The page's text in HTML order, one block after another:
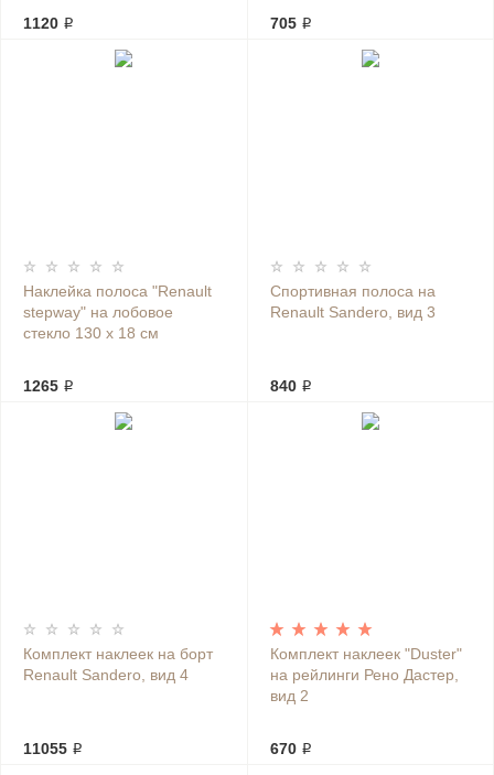
1120 ₽ 705 ₽
Наклейка полоса "Renault
stepway" на лобовое
стекло 130 х 18 см
1265 ₽
Спортивная полоса на
Renault Sandero, вид 3
840 ₽
Комплект наклеек на борт
Renault Sandero, вид 4
11055 ₽
Комплект наклеек "Duster"
на рейлинги Рено Дастер,
вид 2
670 ₽